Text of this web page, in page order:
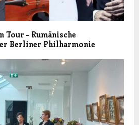
Tour – Rumänische
Berliner Philharmonie